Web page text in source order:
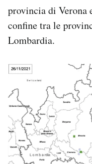
provincia di
confine tra le
Lombardia.